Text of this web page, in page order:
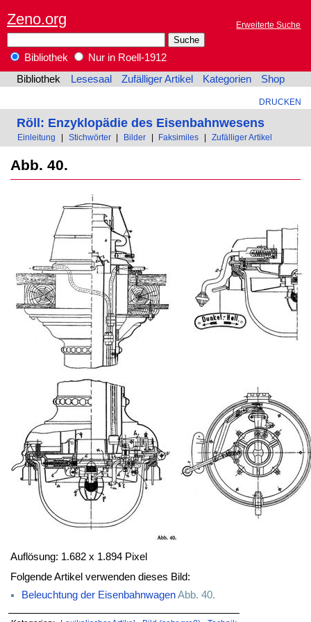
Zeno.org Erweiterte Suche
Bibliothek
Nur in Roell-1912
Bibliothek
Lesesaal Zufälliger Artikel Kategorien Shop
DRUCKEN
Röll: Enzyklopädie des Eisenbahnwesens
Einleitung Stichwörter Bilder Faksimiles Zufälliger Artikel
Abb. 40.
Auflösung: 1.682 x 1.894 Pixel
Folgende Artikel verwenden dieses Bild:
Beleuchtung der Eisenbahnwagen Abb. 40.